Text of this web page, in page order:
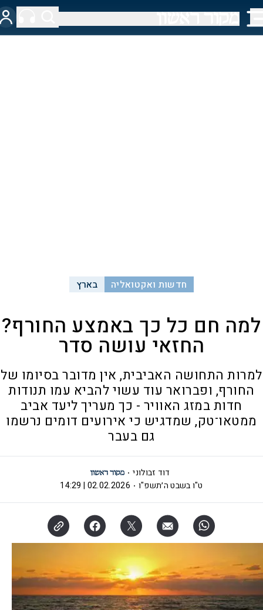
חדשות ואקטואליה בארץ
למה חם כל כך באמצע החורף?
החזאי עושה סדר
למרות התחושה האביבית, אין מדובר בסיומו של
החורף, ופברואר עוד עשוי להביא עמו תנודות
חדות במזג האוויר - כך מעריך ליעד אביב
ממטאו־טק, שמדגיש כי אירועים דומים נרשמו
גם בעבר
דוד זבולוני
ט"ו בשבט ה׳תשפ"ו
02.02.2026 | 14:29